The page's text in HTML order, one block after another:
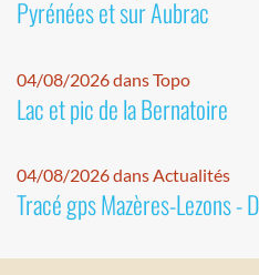
Pyrénées et sur Aubrac
04/08/2026 dans Topo
Lac et pic de la Bernatoire
04/08/2026 dans Actualités
Tracé gps Mazères-Lezons -